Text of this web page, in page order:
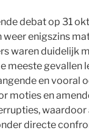
debat op 31
enigszins
waren duidelijk
meeste
en vooral
moties en
directe